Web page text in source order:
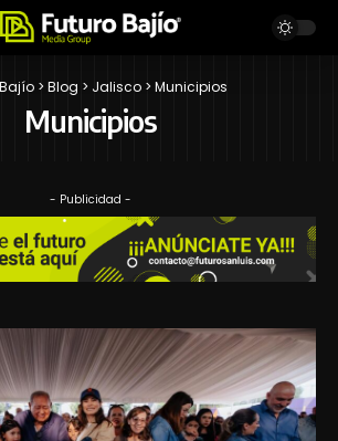
> Blog > Jalisco > Municipios
Municipios
- Publicidad -